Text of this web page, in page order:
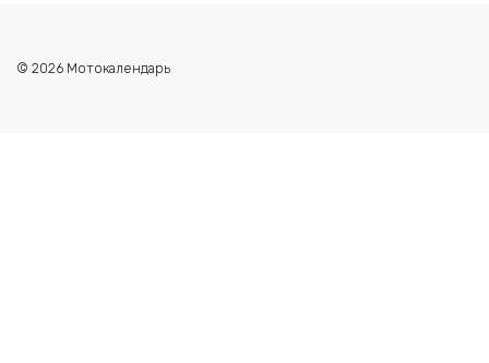
© 2026 Мотокалендарь